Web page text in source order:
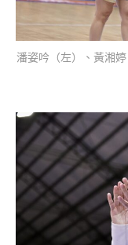
潘姿吟（左）、黃湘